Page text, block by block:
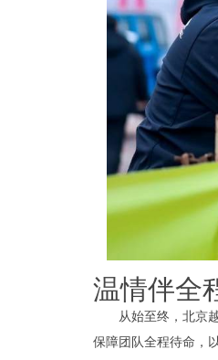
温情伴全
从始至终，北京
保障团队全程待命，